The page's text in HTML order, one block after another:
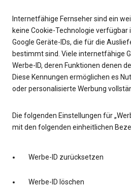
Internetfähige Fernseher sind ein
keine Cookie-Technologie
Google Geräte-IDs, die für die
bestimmt sind. Viele internetfähige
Werbe-ID, deren Funktionen denen
Diese Kennungen ermöglichen es
oder personalisierte Werbung
Die folgenden Einstellungen für
mit den folgenden einheitlichen
Werbe-ID zurücksetzen
Werbe-ID löschen